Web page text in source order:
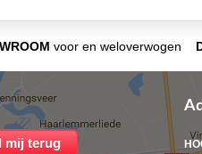
voor en weloverwogen